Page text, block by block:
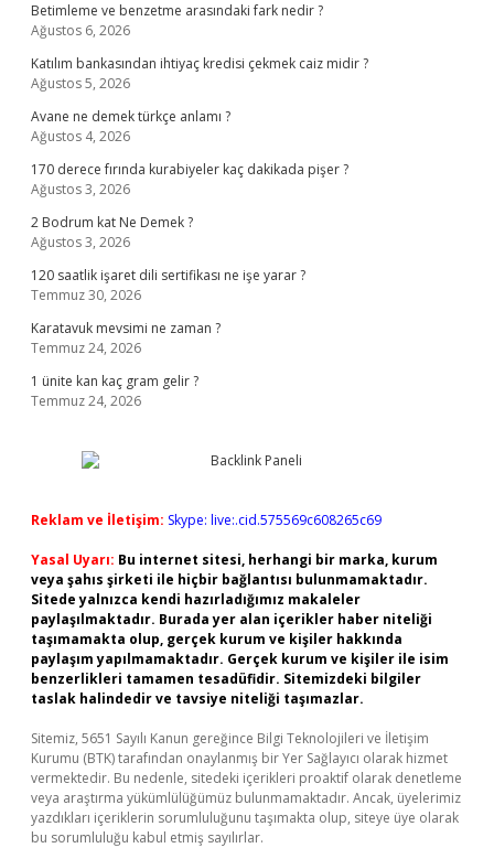
Betimleme ve benzetme arasındaki fark nedir ?
Ağustos 6, 2026
Katılım bankasından ihtiyaç kredisi çekmek caiz midir ?
Ağustos 5, 2026
Avane ne demek türkçe anlamı ?
Ağustos 4, 2026
170 derece fırında kurabiyeler kaç dakikada pişer ?
Ağustos 3, 2026
2 Bodrum kat Ne Demek ?
Ağustos 3, 2026
120 saatlik işaret dili sertifikası ne işe yarar ?
Temmuz 30, 2026
Karatavuk mevsimi ne zaman ?
Temmuz 24, 2026
1 ünite kan kaç gram gelir ?
Temmuz 24, 2026
Reklam ve İletişim: Skype: live:.cid.575569c608265c69
Yasal Uyarı: Bu internet sitesi, herhangi bir marka, kurum
veya şahıs şirketi ile hiçbir bağlantısı bulunmamaktadır.
Sitede yalnızca kendi hazırladığımız makaleler
paylaşılmaktadır. Burada yer alan içerikler haber niteliği
taşımamakta olup, gerçek kurum ve kişiler hakkında
paylaşım yapılmamaktadır. Gerçek kurum ve kişiler ile isim
benzerlikleri tamamen tesadüfidir. Sitemizdeki bilgiler
taslak halindedir ve tavsiye niteliği taşımazlar.
Sitemiz, 5651 Sayılı Kanun gereğince Bilgi Teknolojileri ve İletişim
Kurumu (BTK) tarafından onaylanmış bir Yer Sağlayıcı olarak hizmet
vermektedir. Bu nedenle, sitedeki içerikleri proaktif olarak denetleme
veya araştırma yükümlülüğümüz bulunmamaktadır. Ancak, üyelerimiz
yazdıkları içeriklerin sorumluluğunu taşımakta olup, siteye üye olarak
bu sorumluluğu kabul etmiş sayılırlar.